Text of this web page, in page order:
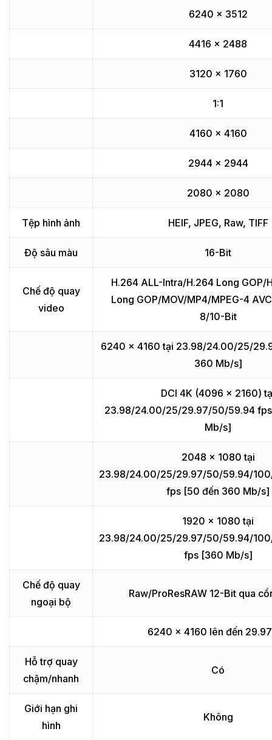
6240 x 3512
4416 x 2488
3120 x 1760
1:1
4160 x 4160
2944 x 2944
2080 x 2080
Tệp hình ảnh HEIF, JPEG, Raw, TIFF
Độ sâu màu 16-Bit
Chế độ quay
video
H.264 ALL-Intra/H.264 Long GOP/
Long GOP/MOV/MP4/MPEG-4
8/10-Bit
6240 x 4160 tại 23.98/24.00/25/
360 Mb/s]
DCI 4K (4096 x 2160)
23.98/24.00/25/29.97/50/59.94
Mb/s]
2048 x 1080 tại
23.98/24.00/25/29.97/50/59.94/
fps [50 đến 360 Mb/s]
1920 x 1080 tại
23.98/24.00/25/29.97/50/59.94/
fps [360 Mb/s]
Chế độ quay
ngoại bộ
Raw/ProResRAW 12-Bit qua
6240 x 4160 lên đến
Hỗ trợ quay
chậm/nhanh
Có
Giới hạn ghi
hình
Không